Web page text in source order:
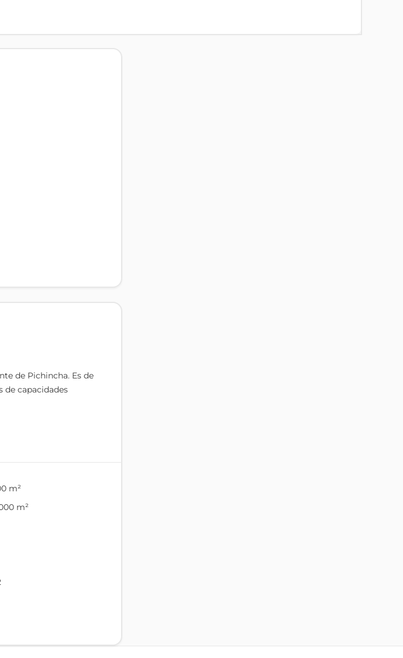
de Pichincha. Es de
de capacidades
las áreas. Por ello la
carpinteros, entre
m²
m²